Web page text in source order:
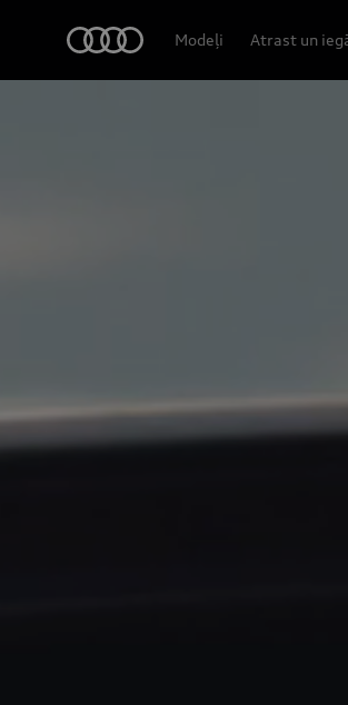
Modeļi Atrast un
Svarīgākās īpašības